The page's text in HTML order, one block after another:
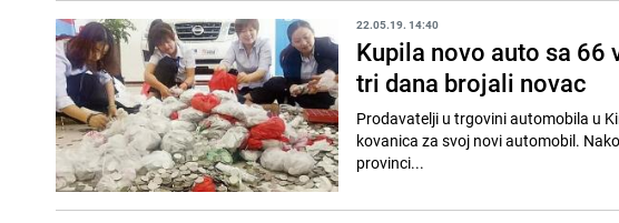
22.05.19. 14:40
Kupila novo auto sa 66
tri dana brojali novac
Prodavatelji u trgovini automobila u
kovanica za svoj novi automobil.
provinci...